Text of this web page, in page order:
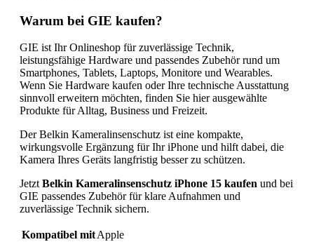
Warum bei GIE kaufen?
GIE ist Ihr Onlineshop für zuverlässige Technik,
leistungsfähige Hardware und passendes Zubehör rund um
Smartphones, Tablets, Laptops, Monitore und Wearables.
Wenn Sie Hardware kaufen oder Ihre technische Ausstattung
sinnvoll erweitern möchten, finden Sie hier ausgewählte
Produkte für Alltag, Business und Freizeit.
Der Belkin Kameralinsenschutz ist eine kompakte,
wirkungsvolle Ergänzung für Ihr iPhone und hilft dabei, die
Kamera Ihres Geräts langfristig besser zu schützen.
Jetzt Belkin Kameralinsenschutz iPhone 15 kaufen und bei
GIE passendes Zubehör für klare Aufnahmen und
zuverlässige Technik sichern.
Kompatibel mitApple